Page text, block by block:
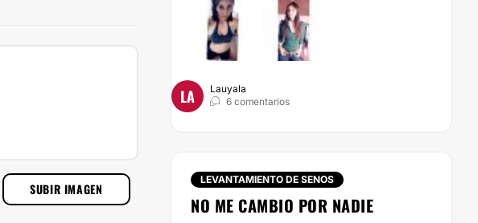
SUBIR IMAGEN
LA
Lauyala
6 comentarios
LEVANTAMIENTO DE SENOS
NO ME CAMBIO POR NADIE